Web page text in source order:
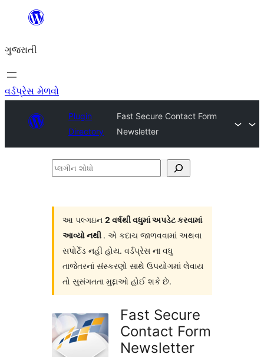
કંટેન્ટ(લખાણ)
જાઓ
ગુજરાતી
વર્ડપ્રેસ મેળવો
Plugin
Directory
Fast Secure Contact Form
Newsletter
પ્લગીન
આ પલ્ગઇન 2 વર્ષથી વધુમાં અપડેટ કરવામાં
આવ્યો નથી . એ કદાચ જાળવવામાં અથવા
સપોર્ટેડ નહી હોય. વર્ડપ્રેસ ના વધુ
તાજેતરનાં સંસ્કરણો સાથે ઉપયોગમાં લેવાય
તો સુસંગતતા મુદ્દાઓ હોઈ શકે છે.
Fast Secure
Contact Form
Newsletter